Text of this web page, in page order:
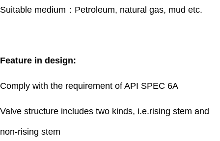
Suitable medium：Petroleum, natural gas, mud etc.
Feature in design:
Comply with the requirement of API SPEC 6A
Valve structure includes two kinds, i.e.rising stem and
non-rising stem